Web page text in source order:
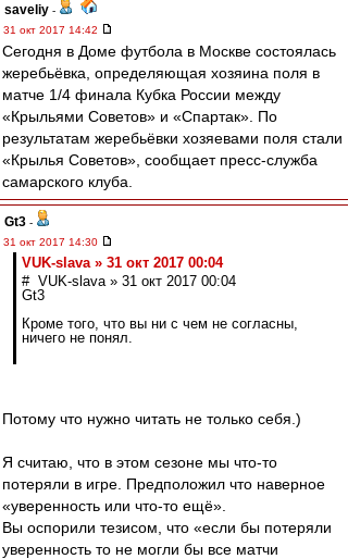
saveliy -
31 окт 2017 14:42
Сегодня в Доме футбола в Москве состоялась
жеребьёвка, определяющая хозяина поля в
матче 1/4 финала Кубка России между
«Крыльями Советов» и «Спартак». По
результатам жеребьёвки хозяевами поля стали
«Крылья Советов», сообщает пресс-служба
самарского клуба.
Gt3 -
31 окт 2017 14:30
VUK-slava » 31 окт 2017 00:04
# VUK-slava » 31 окт 2017 00:04
Gt3
Кроме того, что вы ни с чем не согласны,
ничего не понял.
Потому что нужно читать не только себя.)
Я считаю, что в этом сезоне мы что-то
потеряли в игре. Предположил что наверное
«уверенность или что-то ещё».
Вы оспорили тезисом, что «если бы потеряли
уверенность то не могли бы все матчи